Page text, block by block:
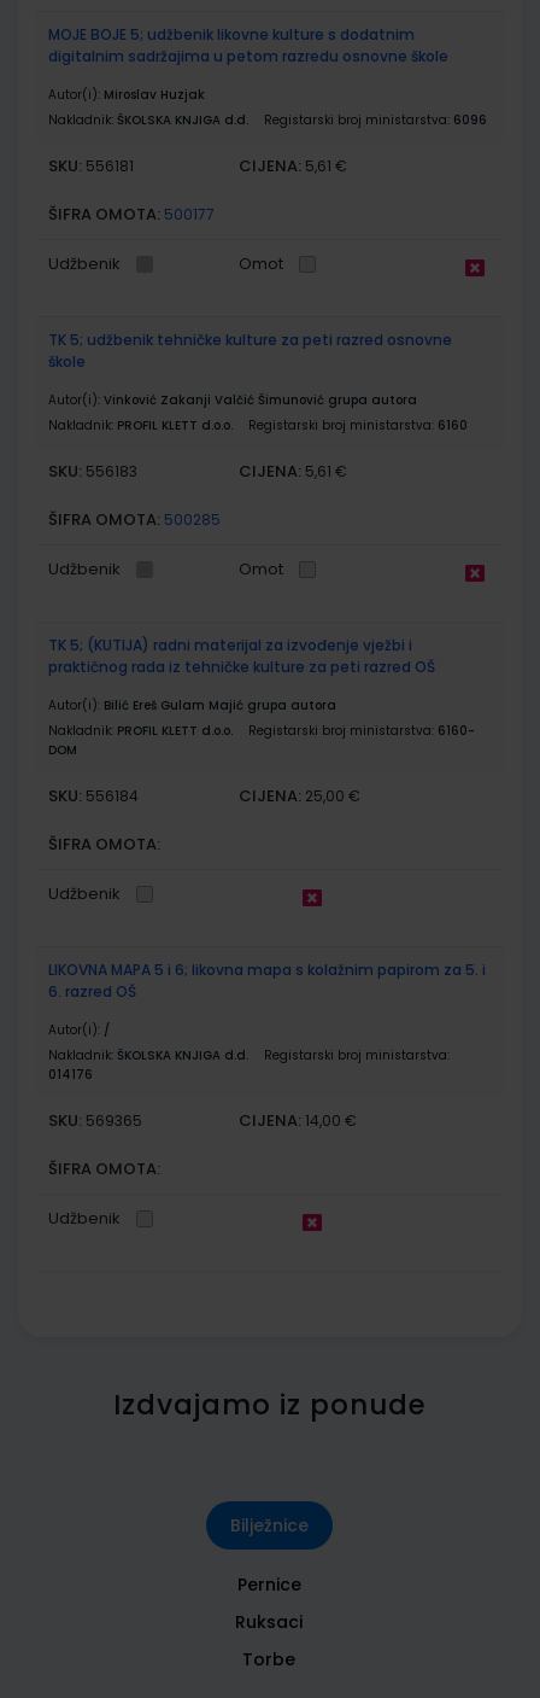
MOJE BOJE 5; udžbenik likovne kulture s dodatnim
digitalnim sadržajima u petom razredu osnovne škole
Autor(i): Miroslav Huzjak
Nakladnik: ŠKOLSKA KNJIGA d.d. Registarski broj ministarstva: 6096
SKU: 556181 CIJENA: 5,61 €
ŠIFRA OMOTA: 500177
Udžbenik Omot
TK 5; udžbenik tehničke kulture za peti razred osnovne
škole
Autor(i): Vinković Zakanji Valčić Šimunović grupa autora
Nakladnik: PROFIL KLETT d.o.o. Registarski broj ministarstva: 6160
SKU: 556183 CIJENA: 5,61 €
ŠIFRA OMOTA: 500285
Udžbenik Omot
TK 5; (KUTIJA) radni materijal za izvođenje vježbi i
praktičnog rada iz tehničke kulture za peti razred OŠ
Autor(i): Bilić Ereš Gulam Majić grupa autora
Nakladnik: PROFIL KLETT d.o.o. Registarski broj ministarstva: 6160-
DOM
SKU: 556184 CIJENA: 25,00 €
ŠIFRA OMOTA:
Udžbenik
LIKOVNA MAPA 5 i 6; likovna mapa s kolažnim papirom za 5. i
6. razred OŠ
Autor(i): /
Nakladnik: ŠKOLSKA KNJIGA d.d.
Registarski broj ministarstva:
014176
SKU: 569365 CIJENA: 14,00 €
ŠIFRA OMOTA:
Udžbenik
Izdvajamo iz ponude
Bilježnice
Pernice
Ruksaci
Torbe